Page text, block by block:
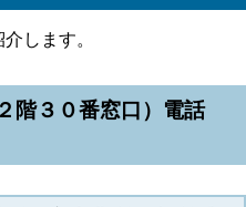
します。
階３０番窓口）電話